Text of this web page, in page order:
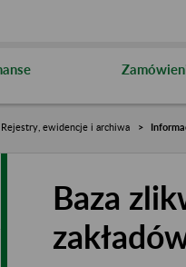
Rejestry, ewidencje i archiwa
Baza